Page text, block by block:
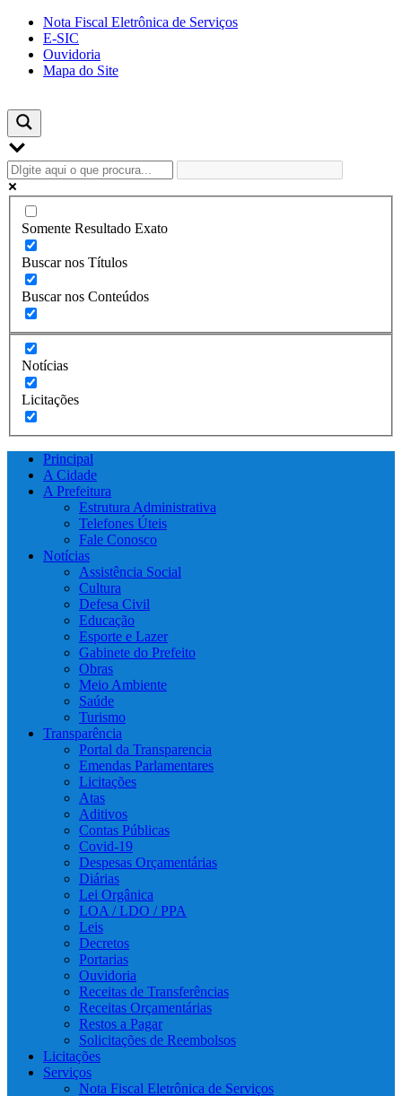
Skip
content
Nota Fiscal Eletrônica de Serviços
E-SIC
Ouvidoria
Mapa do Site
Somente Resultado Exato
Buscar nos Títulos
Buscar nos Conteúdos
Notícias
Licitações
Principal
A Cidade
A Prefeitura
Estrutura Administrativa
Telefones Úteis
Fale Conosco
Notícias
Assistência Social
Cultura
Defesa Civil
Educação
Esporte e Lazer
Gabinete do Prefeito
Obras
Meio Ambiente
Saúde
Turismo
Transparência
Portal da Transparencia
Emendas Parlamentares
Licitações
Atas
Aditivos
Contas Públicas
Covid-19
Despesas Orçamentárias
Diárias
Lei Orgânica
LOA / LDO / PPA
Leis
Decretos
Portarias
Ouvidoria
Receitas de Transferências
Receitas Orçamentárias
Restos a Pagar
Solicitações de Reembolsos
Licitações
Serviços
Nota Fiscal Eletrônica de Serviços